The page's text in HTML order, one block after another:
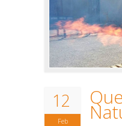
12
Feb